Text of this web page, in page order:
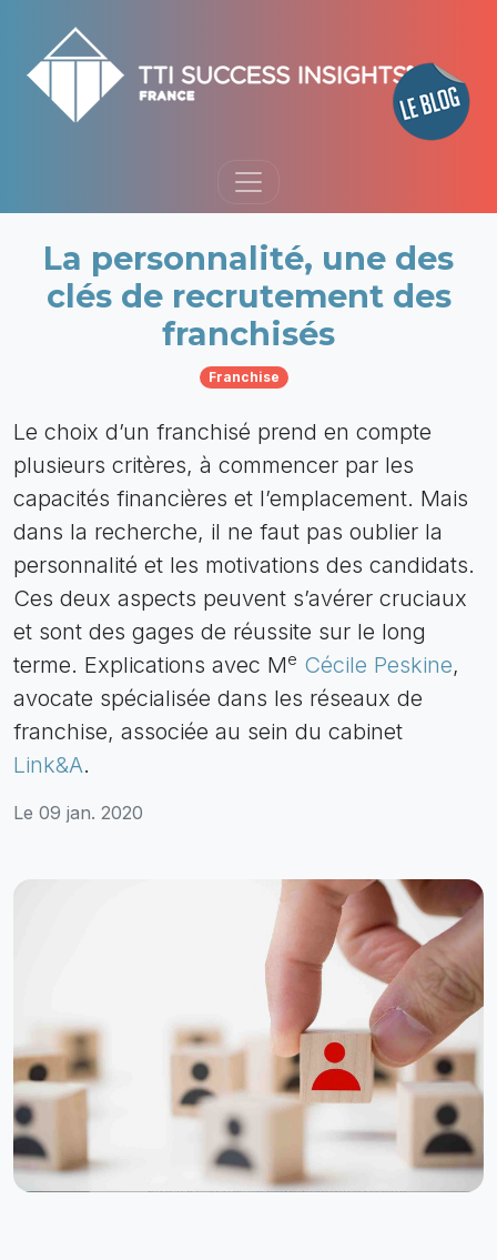
La personnalité, une des
clés de recrutement des
franchisés
Franchise
Le choix d’un franchisé prend en compte
plusieurs critères, à commencer par les
capacités financières et l’emplacement. Mais
dans la recherche, il ne faut pas oublier la
personnalité et les motivations des candidats.
Ces deux aspects peuvent s’avérer cruciaux
et sont des gages de réussite sur le long
terme. Explications avec Me Cécile Peskine,
avocate spécialisée dans les réseaux de
franchise, associée au sein du cabinet
Link&A.
Le 09 jan. 2020